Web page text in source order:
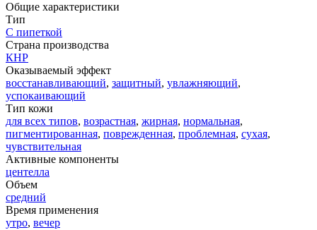
Общие характеристики
Тип
С пипеткой
Страна производства
КНР
Оказываемый эффект
восстанавливающий, защитный, увлажняющий,
успокаивающий
Тип кожи
для всех типов, возрастная, жирная, нормальная,
пигментированная, поврежденная, проблемная, сухая,
чувствительная
Активные компоненты
центелла
Объем
средний
Время применения
утро, вечер